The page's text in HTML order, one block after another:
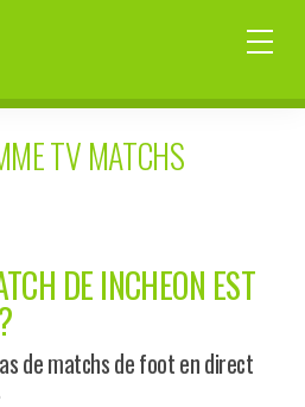
TV MATCHS
DE INCHEON EST
de matchs de foot en direct